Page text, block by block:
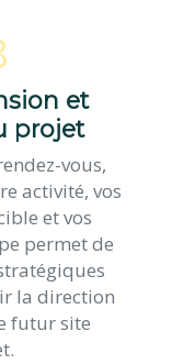
et
projet
vous,
activité, vos
et vos
permet de
la direction
futur site